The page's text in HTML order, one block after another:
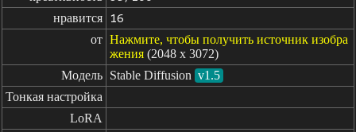
нравится 16
от Нажмите, чтобы получить источник изобра
жения (2048 x 3072)
Модель Stable Diffusion v1.5
Тонкая настройка
LoRA